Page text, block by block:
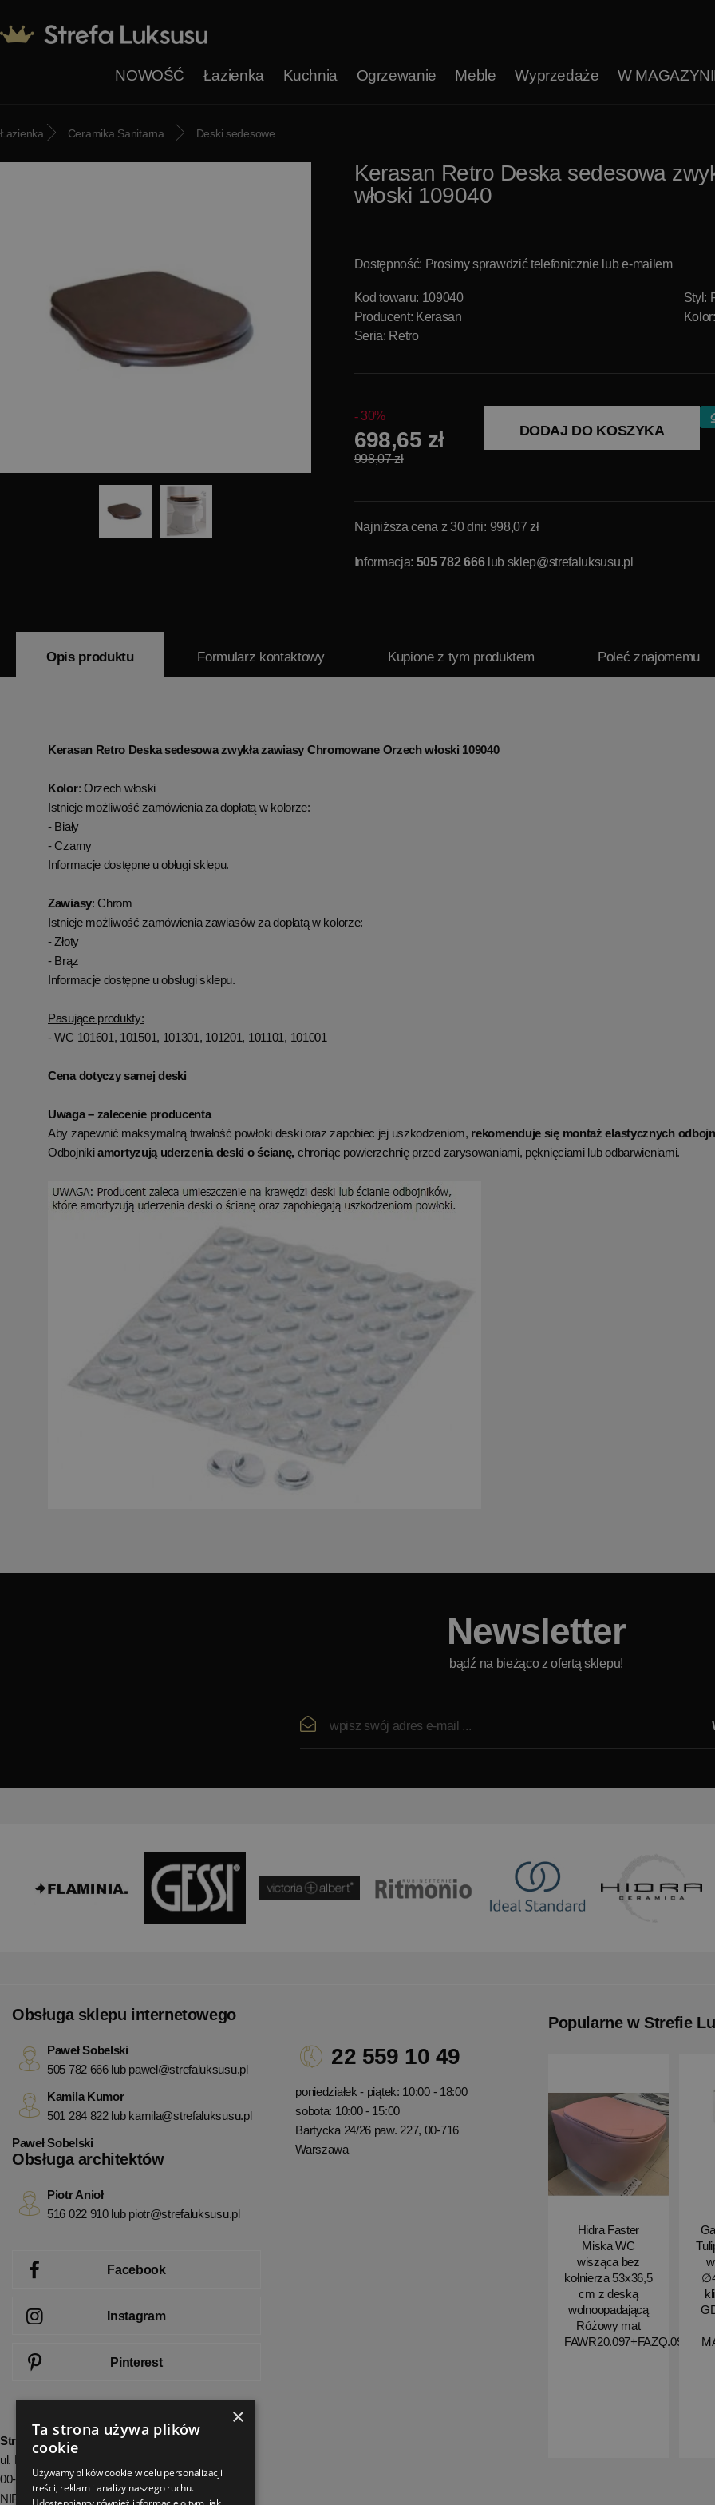
NOWOŚĆ Łazienka Kuchnia Ogrzewanie Meble Wyprzedaże W
Łazienka Ceramika Sanitarna Deski sedesowe
Kerasan Retro Deska sedesowa
włoski 109040
Dostępność: Prosimy sprawdzić telefonicznie lub e-mailem
Kod towaru: 109040
Producent: Kerasan
Seria: Retro
Styl:
30%
698,65 zł
998,07 zł
DODAJ DO KOSZYKA
Najniższa cena z 30 dni: 998,07 zł
Informacja: 505 782 666lub sklep@strefaluksusu.pl
Opis produktu Formularz kontaktowy Kupione z tym produktem Poleć znajomemu
Kerasan Retro Deska sedesowa zwykła zawiasy Chromowane Orzech włoski 109040
Kolor: Orzech włoski
Istnieje możliwość zamówienia za dopłatą w kolorze:
- Biały
- Czarny
Informacje dostępne u obługi sklepu.
Zawiasy: Chrom
Istnieje możliwość zamówienia zawiasów za dopłatą w kolorze:
- Złoty
- Brąz
Informacje dostępne u obsługi sklepu.
Pasujące produkty:
- WC 101601, 101501, 101301, 101201, 101101, 101001
Cena dotyczy samej deski
Uwaga – zalecenie producenta
Aby zapewnić maksymalną trwałość powłoki deski oraz zapobiec jej uszkodzeniom, rekomenduje się montaż elastycznych
Odbojnikiamortyzują uderzenia deski o ścianę, chroniąc powierzchnię przed zarysowaniami, pęknięciami lub odbarwieniami.
Newsletter
bądź na bieżąco z ofertą sklepu!
Popularne w Strefie
Hidra Faster
Miska WC
wisząca bez
kołnierza 53x36,5
cm z deską
wolnoopadającą
Różowy mat
FAWR20.097+FAZQ.097
22 559 10 49
poniedziałek - piątek: 10:00 - 18:00
sobota: 10:00 - 15:00
Bartycka 24/26 paw. 227, 00-716
Warszawa
Obsługa sklepu internetowego
Paweł Sobelski
505 782 666 lub pawel@strefaluksusu.pl
Kamila Kumor
501 284 822 lub kamila@strefaluksusu.pl
Paweł Sobelski
Obsługa architektów
Piotr Anioł
516 022 910 lub piotr@strefaluksusu.pl
Facebook
Instagram
Pinterest
StrefaLuksusu.pl
ul. Bartycka 24/26 Pawilon 227
00-716 Warszawa
NIP: 8251972213
×
Ta strona używa plików
cookie
Używamy plików cookie w celu personalizacji
treści, reklam i analizy naszego ruchu.